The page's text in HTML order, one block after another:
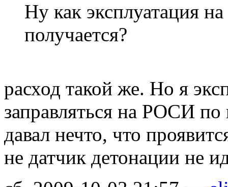
Ну как эксплуатация
получается?
расход такой же. Но я
заправляться на РОСИ
давал нечто, что
не датчик детонации не